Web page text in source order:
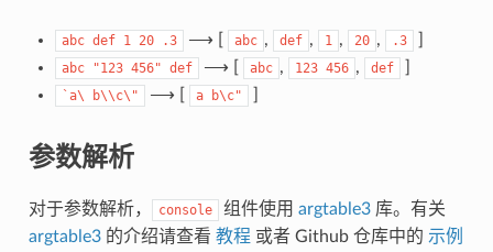
abc def 1 20 .3 ⟶ [ abc , def , 1 , 20 , .3
abc "123 456" def ⟶ [ abc , 123 456 , def
`a\ b\\c\" ⟶ [ a b\c"
参数解析
对于参数解析， console 组件使用 argtable3库。有关
argtable3的介绍请查看 教程 或者 Github 仓库中的 示例